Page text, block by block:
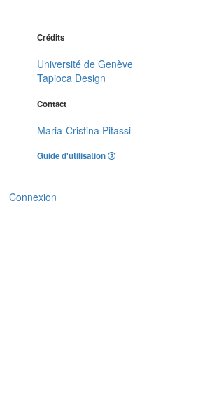
Crédits
Université de Genève
Tapioca Design
Contact
Maria-Cristina Pitassi
Guide d'utilisation
Connexion